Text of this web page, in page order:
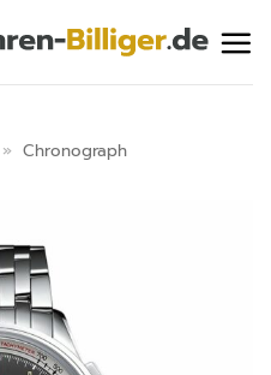
» Chronograph